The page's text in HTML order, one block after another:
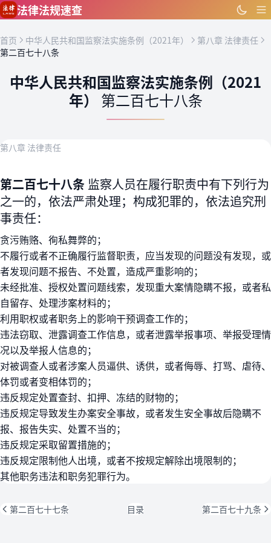
跳到主要内容
法律法规速查
首页 中华人民共和国监察法实施条例（2021年）
第八章 法律责任
第二百七十八条
中华人民共和国监察法实施条例（2021
年） 第二百七十八条
第八章 法律责任
第二百七十八条 监察人员在履行职责中有下列行为
之一的，依法严肃处理；构成犯罪的，依法追究刑
事责任：
贪污贿赂、徇私舞弊的；
不履行或者不正确履行监督职责，应当发现的问题没有发现，或
者发现问题不报告、不处置，造成严重影响的；
未经批准、授权处置问题线索，发现重大案情隐瞒不报，或者私
自留存、处理涉案材料的；
利用职权或者职务上的影响干预调查工作的；
违法窃取、泄露调查工作信息，或者泄露举报事项、举报受理情
况以及举报人信息的；
对被调查人或者涉案人员逼供、诱供，或者侮辱、打骂、虐待、
体罚或者变相体罚的；
违反规定处置查封、扣押、冻结的财物的；
违反规定导致发生办案安全事故，或者发生安全事故后隐瞒不
报、报告失实、处置不当的；
违反规定采取留置措施的；
违反规定限制他人出境，或者不按规定解除出境限制的；
其他职务违法和职务犯罪行为。
第二百七十七条 目录 第二百七十九条